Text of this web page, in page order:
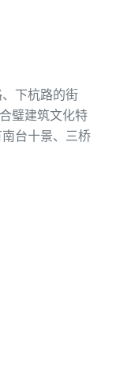
下杭路的街
璧建筑文化特
台十景、三桥